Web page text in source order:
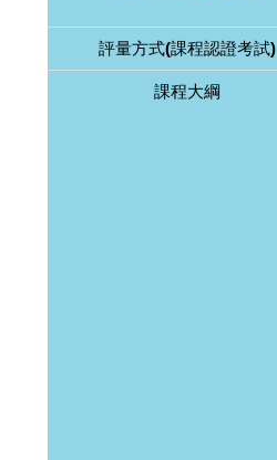
評量方式(課程認證考試)
課程大綱